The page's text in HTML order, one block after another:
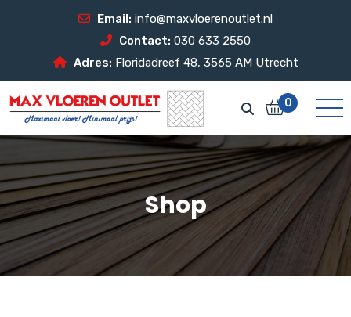
Email: info@maxvloerenoutlet.nl
Contact: 030 633 2550
Adres: Floridadreef 48, 3565 AM Utrecht
0
Shop